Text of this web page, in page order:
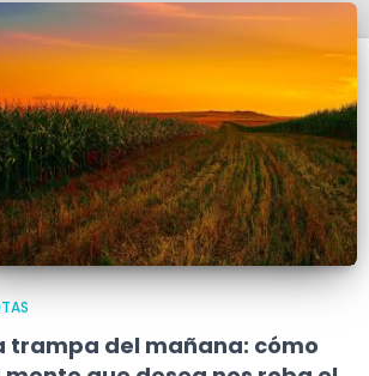
trampa del mañana: cómo